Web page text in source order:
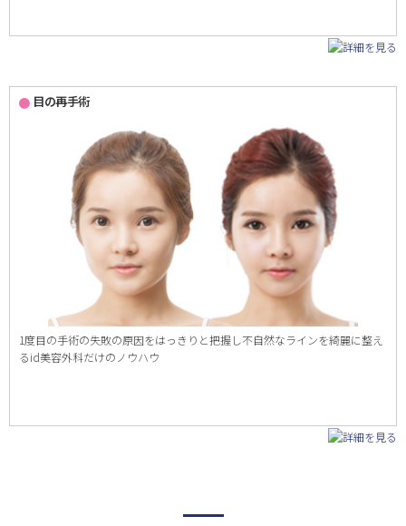
目の再手術
1度目の手術の失敗の原因をはっきりと把握し不自然なラインを綺麗に整え
るid美容外科だけのノウハウ